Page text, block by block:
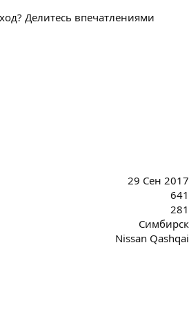
Делитесь впечатлениями
29 Сен 2017
641
281
Симбирск
Nissan Qashqai